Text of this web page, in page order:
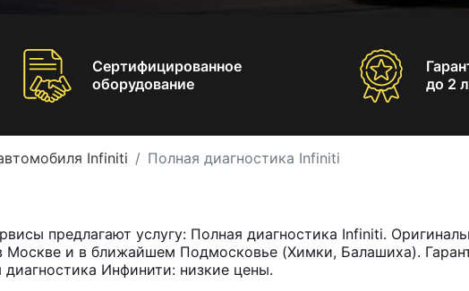
Сертифицированное
оборудование
до 2
Infiniti Полная диагностика Infiniti
предлагают услугу: Полная диагностика Infiniti.
Москве и в ближайшем Подмосковье (Химки, Балашиха).
Инфинити: низкие цены.